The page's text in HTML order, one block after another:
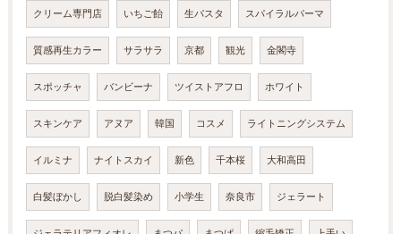
クリーム専門店 いちご飴 生パスタ スパイラルパーマ
質感再生カラー サラサラ 京都 観光 金閣寺
スポッチャ バンビーナ ツイストアフロ ホワイト
スキンケア アヌア 韓国 コスメ ライトニングシステム
イルミナ ナイトスカイ 新色 千本桜 大和高田
白髪ぼかし 脱白髪染め 小学生 奈良市 ジェラート